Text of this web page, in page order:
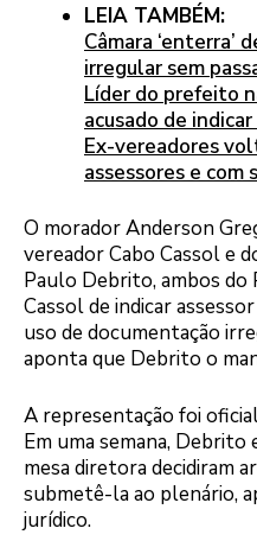
LEIA TAMBÉM:
Câmara ‘enterra’
irregular sem
Líder do prefeito
acusado de
Ex-vereadores
assessores e com
O morador Anderson
vereador Cabo Cassol e
Paulo Debrito, ambos do
Cassol de indicar
uso de documentação
aponta que Debrito o
A representação foi
Em uma semana,
mesa diretora decidiram
submetê-la ao plenário,
jurídico.